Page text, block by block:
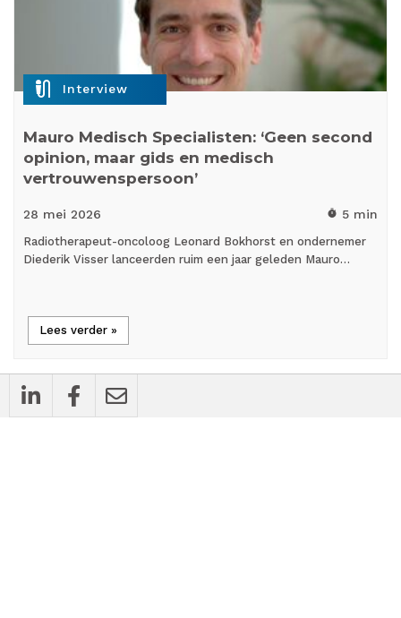
mic_external_on Interview
Mauro Medisch Specialisten: ‘Geen second
opinion, maar gids en medisch
vertrouwenspersoon’
28 mei 2026 timer 5 min
Radiotherapeut-oncoloog Leonard Bokhorst en ondernemer
Diederik Visser lanceerden ruim een jaar geleden Mauro…
Lees verder »